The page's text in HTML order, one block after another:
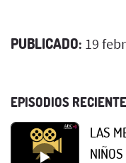
PUBLICADO: 19
EPISODIOS
LAS